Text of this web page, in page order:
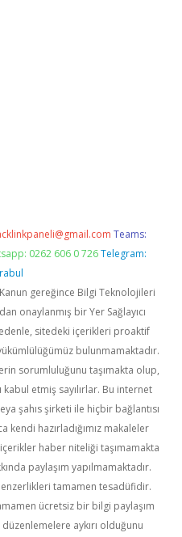
Teams:
0262 606 0 726 Telegram:
Kanun gereğince Bilgi Teknolojileri
onaylanmış bir Yer Sağlayıcı
sitedeki içerikleri proaktif
bulunmamaktadır.
sorumluluğunu taşımakta olup,
etmiş sayılırlar. Bu internet
şahıs şirketi ile hiçbir bağlantısı
kendi hazırladığımız makaleler
haber niteliği taşımamakta
paylaşım yapılmamaktadır.
tamamen tesadüfidir.
ücretsiz bir bilgi paylaşım
aykırı olduğunu